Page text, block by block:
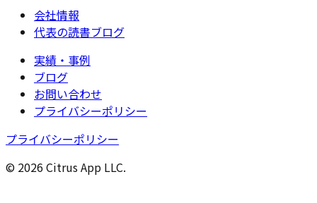
会社情報
代表の読書ブログ
実績・事例
ブログ
お問い合わせ
プライバシーポリシー
プライバシーポリシー
© 2026 Citrus App LLC.